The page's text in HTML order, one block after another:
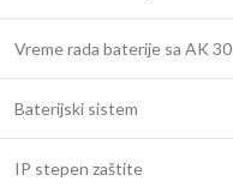
Vreme rada baterije sa AK 30
Baterijski sistem
IP stepen zaštite